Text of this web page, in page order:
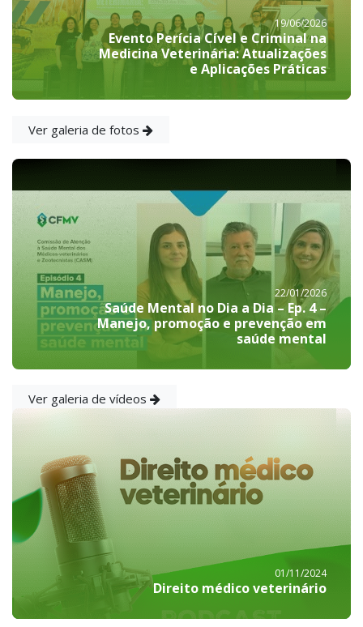
19/06/2026
Evento Perícia Cível e Criminal na
Medicina Veterinária: Atualizações
e Aplicações Práticas
Ver galeria de fotos
22/01/2026
Saúde Mental no Dia a Dia – Ep. 4 –
Manejo, promoção e prevenção em
saúde mental
Ver galeria de vídeos
01/11/2024
Direito médico veterinário